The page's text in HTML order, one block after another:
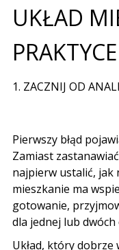
UKŁAD
PRAKTYCE
1. ZACZNIJ OD
Pierwszy błąd
Zamiast
najpierw ustalić, jak
mieszkanie ma
gotowanie,
dla jednej lub dwóch
Układ, który dobrze